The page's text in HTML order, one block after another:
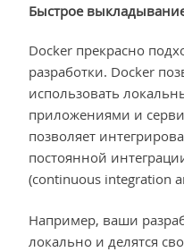
Быстрое
Docker прекрасно
разработки. Docker
использовать
приложениями и
позволяет
постоянной
(continuous integration
Например, ваши
локально и делятся